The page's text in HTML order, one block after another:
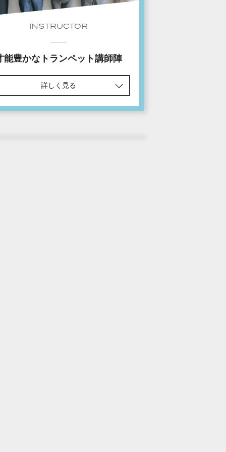
INSTRUCTOR
能豊かなトランペット講師陣
詳しく見る